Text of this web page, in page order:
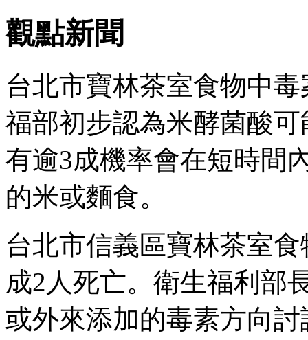
觀點新聞
台北市寶林茶室食物中
福部初步認為米酵菌酸
有逾3成機率會在短時間
的米或麵食。
台北市信義區寶林茶室
成2人死亡。衛生福利部
或外來添加的毒素方向